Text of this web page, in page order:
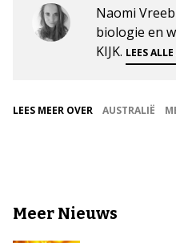
Naomi
biologie en
KIJK. LEES
LEES MEER OVER AUSTRALIË
Meer Nieuws